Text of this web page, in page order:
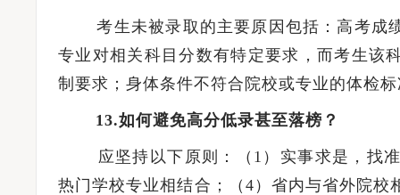
考生未被录取的主要原因包括：高考成绩
专业对相关科目分数有特定要求，而考生该
制要求；身体条件不符合院校或专业的体检
13.如何避免高分低录甚至落榜？
应坚持以下原则：（1）实事求是，找准
热门学校专业相结合；（4）省内与省外院